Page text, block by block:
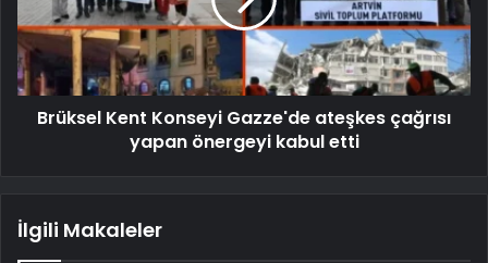
Brüksel Kent Konseyi Gazze'de ateşkes çağrısı
yapan önergeyi kabul etti
İlgili Makaleler